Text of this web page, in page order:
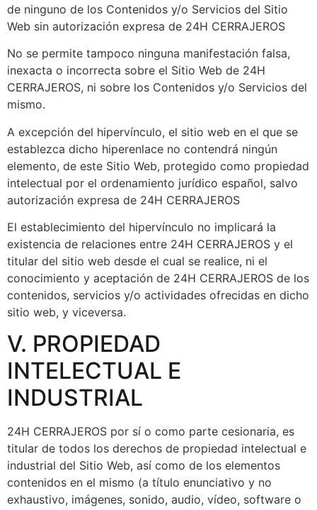
de ninguno de los Contenidos y/o Servicios del Sitio
Web sin autorización expresa de 24H CERRAJEROS
No se permite tampoco ninguna manifestación falsa,
inexacta o incorrecta sobre el Sitio Web de 24H
CERRAJEROS, ni sobre los Contenidos y/o Servicios del
mismo.
A excepción del hipervínculo, el sitio web en el que se
establezca dicho hiperenlace no contendrá ningún
elemento, de este Sitio Web, protegido como propiedad
intelectual por el ordenamiento jurídico español, salvo
autorización expresa de 24H CERRAJEROS
El establecimiento del hipervínculo no implicará la
existencia de relaciones entre 24H CERRAJEROS y el
titular del sitio web desde el cual se realice, ni el
conocimiento y aceptación de 24H CERRAJEROS de los
contenidos, servicios y/o actividades ofrecidas en dicho
sitio web, y viceversa.
V. PROPIEDAD
INTELECTUAL E
INDUSTRIAL
24H CERRAJEROS por sí o como parte cesionaria, es
titular de todos los derechos de propiedad intelectual e
industrial del Sitio Web, así como de los elementos
contenidos en el mismo (a título enunciativo y no
exhaustivo, imágenes, sonido, audio, vídeo, software o